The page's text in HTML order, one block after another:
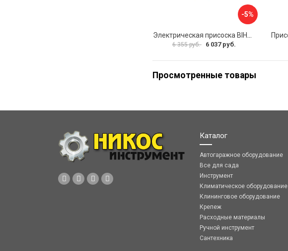
-5%
6 355 руб. 6 037 руб.
Просмотренные товары
Каталог
Автогаражное оборудование
Все для сада
Инструмент
Климатическое оборудование
Клининговое оборудование
Крепеж
Расходные материалы
Ручной инструмент
Сантехника